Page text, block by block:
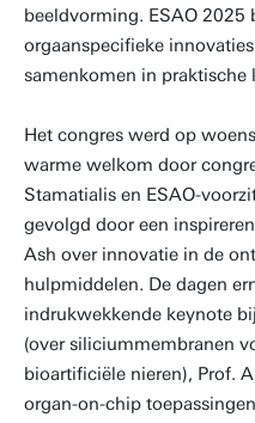
beeldvorming. ESAO 2025
orgaanspecifieke
samenkomen in praktische
Het congres werd op
warme welkom door
Stamatialis en ESAO-
gevolgd door een
Ash over innovatie in de
hulpmiddelen. De dagen
indrukwekkende keynote
(over siliciummembranen
bioartificiële nieren), Prof.
organ-on-chip